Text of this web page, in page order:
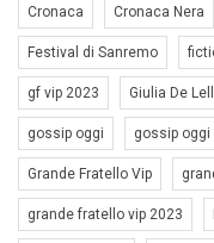
Cronaca Cronaca Nera
Festival di Sanremo
gf vip 2023 Giulia De
gossip oggi gossip oggi
Grande Fratello Vip
grande fratello vip 2023